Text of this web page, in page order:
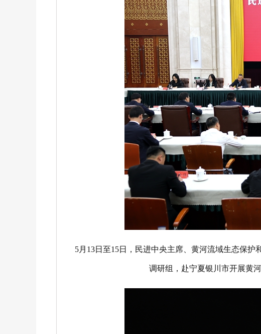
5月13日至15日，民进中央主席、黄河流域生态保
调研组，赴宁夏银川市开展黄